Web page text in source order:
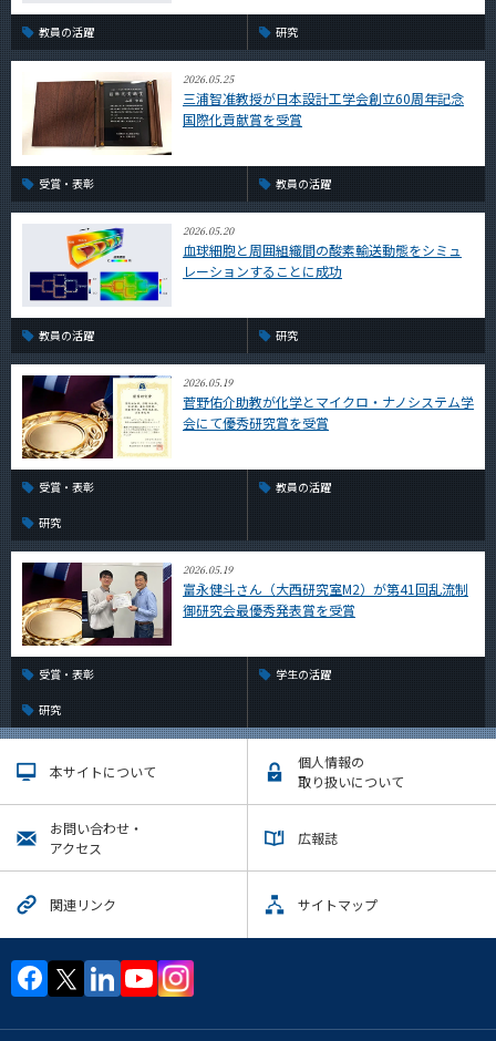
教員の活躍 研究
2026.05.25
三浦智准教授が日本設計工学会創立60周年記念
国際化貢献賞を受賞
受賞・表彰 教員の活躍
2026.05.20
血球細胞と周囲組織間の酸素輸送動態をシミュ
レーションすることに成功
教員の活躍 研究
2026.05.19
菅野佑介助教が化学とマイクロ・ナノシステム学
会にて優秀研究賞を受賞
受賞・表彰 教員の活躍
研究
2026.05.19
富永健斗さん（大西研究室M2）が第41回乱流制
御研究会最優秀発表賞を受賞
受賞・表彰 学生の活躍
研究
本サイトについて
個人情報の
取り扱いについて
お問い合わせ・
アクセス
広報誌
関連リンク サイトマップ